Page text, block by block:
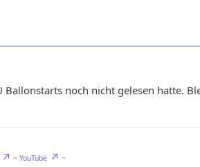
noch nicht gelesen hatte.
~YouTube
~